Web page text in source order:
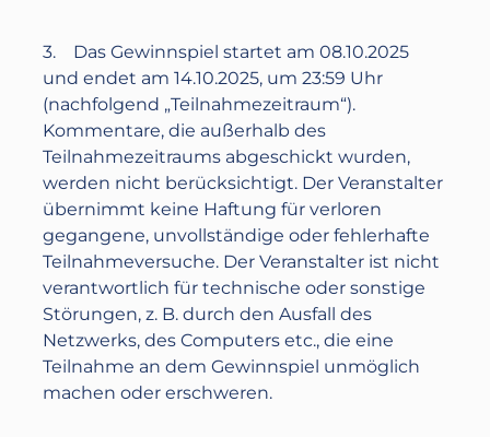
3. Das Gewinnspiel startet am08.10.2025
und endet am 14.10.2025, ‪um23:59 Uhr
(nachfolgend „Teilnahmezeitraum“).
Kommentare, die außerhalb des
Teilnahmezeitraums abgeschickt wurden,
werden nicht berücksichtigt. Der Veranstalter
übernimmt keine Haftung für verloren
gegangene, unvollständige oder fehlerhafte
Teilnahmeversuche. Der Veranstalter ist nicht
verantwortlich für technische oder sonstige
Störungen, z. B. durch den Ausfall des
Netzwerks, des Computers etc., die eine
Teilnahme an dem Gewinnspiel unmöglich
machen oder erschweren.